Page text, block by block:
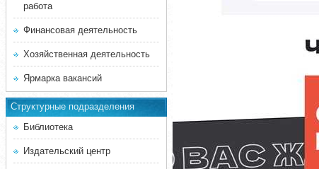
работа
Финансовая деятельность
Хозяйственная деятельность
Ярмарка вакансий
Структурные подразделения
Библиотека
Издательский центр